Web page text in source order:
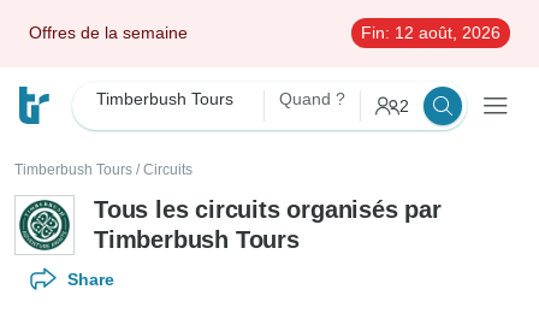
Offres de la semaine Fin: 12 août, 2026
Timberbush Tours Quand ? 2
Timberbush Tours / Circuits
Tous les circuits organisés par
Timberbush Tours
Share